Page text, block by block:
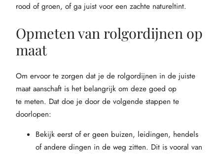
rood of groen, of ga juist voor een zachte natureltint.
Opmeten van rolgordijnen op
maat
Om ervoor te zorgen dat je de rolgordijnen in de juiste
maat aanschaft is het belangrijk om deze goed op
te meten. Dat doe je door de volgende stappen te
doorlopen:
Bekijk eerst of er geen buizen, leidingen, hendels
of andere dingen in de weg zitten. Dit is vooral van